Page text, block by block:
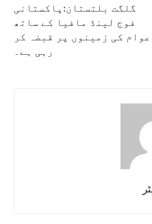
گلگت بلتستان:پاکستانی
فوج لینڈ مافیا کے ساتھ
عوام کی زمینوں پر قبضہ کر
رہی ہے۔